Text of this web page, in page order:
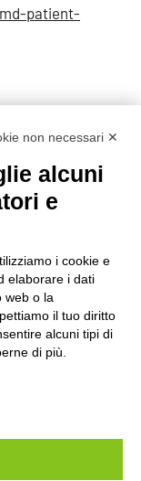
patient-
nella sezione
non necessari ✕
alcuni
e
i cookie e
elaborare i dati
web o la
il tuo diritto
alcuni tipi di
di più.